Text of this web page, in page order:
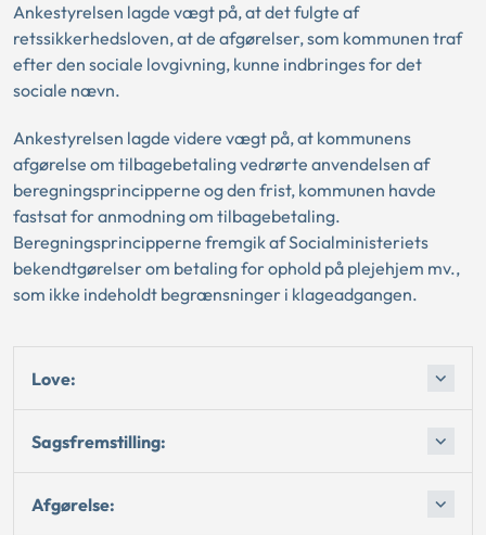
Ankestyrelsen lagde vægt på, at det fulgte af
retssikkerhedsloven, at de afgørelser, som kommunen traf
efter den sociale lovgivning, kunne indbringes for det
sociale nævn.
Ankestyrelsen lagde videre vægt på, at kommunens
afgørelse om tilbagebetaling vedrørte anvendelsen af
beregningsprincipperne og den frist, kommunen havde
fastsat for anmodning om tilbagebetaling.
Beregningsprincipperne fremgik af Socialministeriets
bekendtgørelser om betaling for ophold på plejehjem mv.,
som ikke indeholdt begrænsninger i klageadgangen.
Love:
Sagsfremstilling:
Afgørelse: